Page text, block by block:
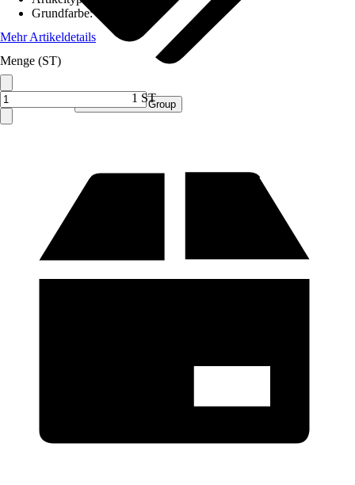
Verkauf durch: Procommerce Group
Grundfarbe:
Mehr Artikeldetails
Menge (ST)
1 ST